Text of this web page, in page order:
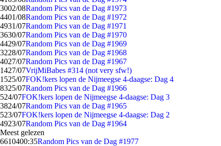
3002/08Random Pics van de Dag #1973
4401/08Random Pics van de Dag #1972
4931/07Random Pics van de Dag #1971
3630/07Random Pics van de Dag #1970
4429/07Random Pics van de Dag #1969
3228/07Random Pics van de Dag #1968
4027/07Random Pics van de Dag #1967
1427/07VrijMiBabes #314 (not very sfw!)
1525/07FOK!kers lopen de Nijmeegse 4-daagse: Dag 4
8325/07Random Pics van de Dag #1966
524/07FOK!kers lopen de Nijmeegse 4-daagse: Dag 3
3824/07Random Pics van de Dag #1965
523/07FOK!kers lopen de Nijmeegse 4-daagse: Dag 2
4923/07Random Pics van de Dag #1964
Meest gelezen
6610400:35Random Pics van de Dag #1977